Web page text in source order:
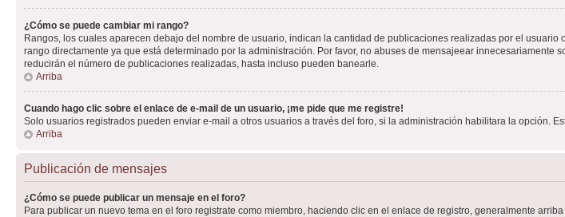
¿Cómo se puede cambiar mi rango?
Rangos, los cuales aparecen debajo del nombre de usuario, indican la cantidad de publicaciones realizadas por el
rango directamente ya que está determinado por la administración. Por favor, no abuses de mensajeear
reducirán el número de publicaciones realizadas, hasta incluso pueden banearle.
Arriba
Cuando hago clic sobre el enlace de e-mail de un usuario, ¡me pide que me registre!
Solo usuarios registrados pueden enviar e-mail a otros usuarios a través del foro, si la administración habilitara la opción.
Arriba
Publicación de mensajes
¿Cómo se puede publicar un mensaje en el foro?
Para publicar un nuevo tema en el foro registrate como miembro, haciendo clic en el enlace de registro, generalmente